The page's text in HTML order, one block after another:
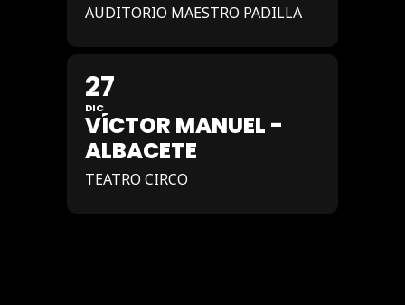
AUDITORIO MAESTRO PADILLA
27
DIC
VÍCTOR MANUEL -
ALBACETE
TEATRO CIRCO